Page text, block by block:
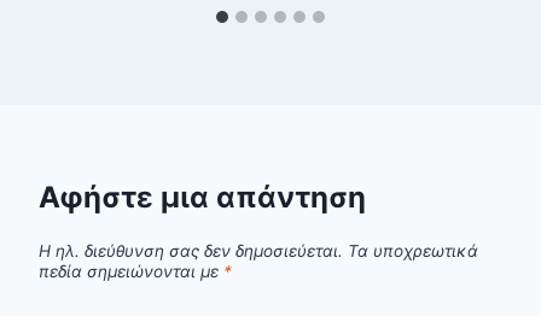
Αφήστε μια απάντηση
Η ηλ. διεύθυνση σας δεν δημοσιεύεται. Τα υποχρεωτικά
πεδία σημειώνονται με *